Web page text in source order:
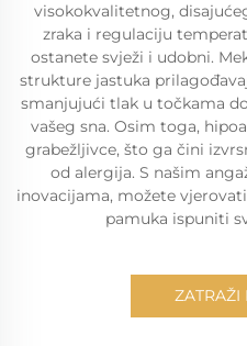
visokokvalitetnog,
zraka i regulaciju
ostanete svježi i udobni.
strukture jastuka
smanjujući tlak u točkama
vašeg sna. Osim toga,
grabežljivce, što ga čini
od alergija. S našim
inovacijama, možete
pamuka ispuniti
ZATRAŽI